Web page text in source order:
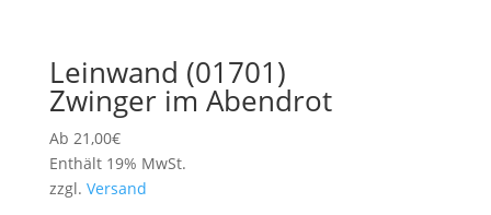
Leinwand (01701)
Zwinger im Abendrot
Ab 21,00€
Enthält 19% MwSt.
zzgl. Versand